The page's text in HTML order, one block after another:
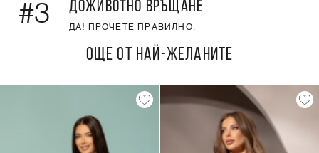
#3 ДОЖИВОТНО ВРЪЩАНЕ
ДА! ПРОЧЕТЕ ПРАВИЛНО.
ОЩЕ ОТ НАЙ-ЖЕЛАНИТЕ